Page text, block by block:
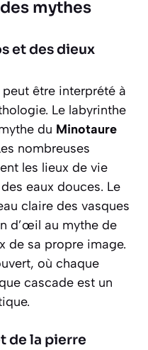
mythes
et des dieux
être interprété à
Le labyrinthe
du Minotaure
nombreuses
les lieux de vie
eaux douces. Le
claire des vasques
d’œil au mythe de
de sa propre image.
où chaque
cascade est un
de la pierre